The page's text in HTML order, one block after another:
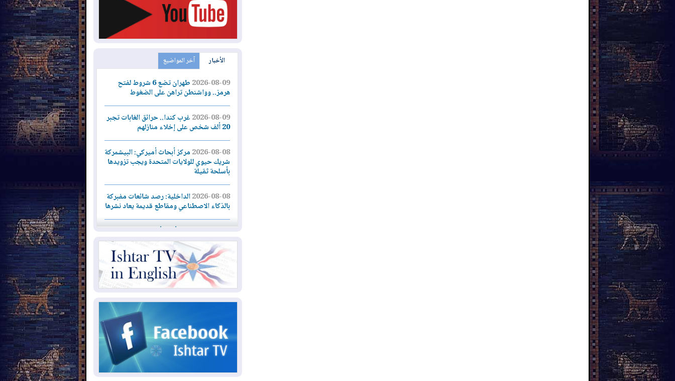
الأخبار آخر المواضيع
2026-08-09 طهران تضع 6 شروط لفتح
هرمز.. وواشنطن تراهن على الضغوط
2026-08-09غرب كندا.. حرائق الغابات تجبر
20 ألف شخص على إخلاء منازلهم
2026-08-08مركز أبحاث أميركي: البيشمركة
شريك حيوي للولايات المتحدة ويجب تزويدها
بأسلحة ثقيلة
2026-08-08الداخلية: رصد شائعات مفبركة
بالذكاء الاصطناعي ومقاطع قديمة يعاد نشرها
2026-08-08دعم أمني أمريكي بمليار دولار
لإدارة رئيس كولومبيا الجديد
2026-08-07حكومة إقليم كوردستان ترفض
قرار "دانة غاز" و"نفط الهلال" بتزويد بغداد
بالغاز دون موافقتها
القوات المسلحة العراقية: خطة
أمنية لإجهاض هجمة محتملة على السعودية
2026-08-07الاستخبارات الأميركية: بوتين
قد يختبر تماسك الناتو بهجوم محدود